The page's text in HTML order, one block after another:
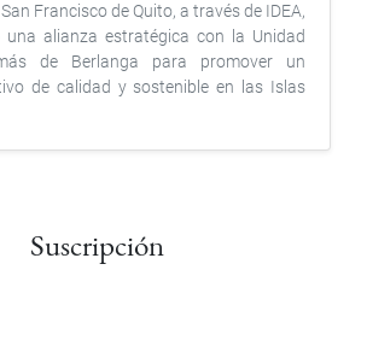
Francisco de Quito, a través de IDEA,
una alianza estratégica con la Unidad
de Berlanga para promover un
de calidad y sostenible en las Islas
Suscripción